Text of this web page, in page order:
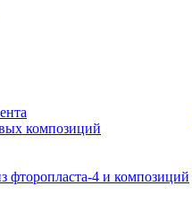
композиций
фторопласта-4 и композиций